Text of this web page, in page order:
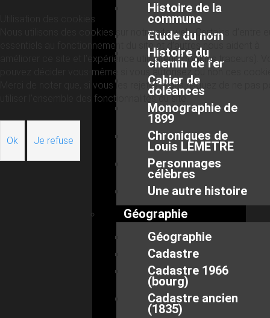
Histoire de la
commune
Etude du nom
Histoire du
chemin de fer
Cahier de
doléances
Monographie de
1899
Chroniques de
Louis LEMETRE
Personnages
célèbres
Une autre histoire
Géographie
Géographie
Cadastre
Cadastre 1966
(bourg)
Cadastre ancien
(1835)
Utilisation des cookies
Nous utilisons des cookies sur notre site web. Certains d’entre
essentiels au fonctionnement du site et d’autres nous aident à
améliorer ce site et l’expérience utilisateur (cookies traceurs).
pouvez décider vous-même si vous autorisez ou non ces
Merci de noter que, si vous les rejetez, vous risquez de ne pas
utiliser l’ensemble des fonctionnalités du site.
Ok Je refuse